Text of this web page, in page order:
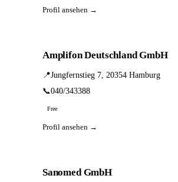
Profil ansehen →
Amplifon Deutschland GmbH
📍Jungfernstieg 7, 20354 Hamburg
📞040/343388
Free
Profil ansehen →
Sanomed GmbH